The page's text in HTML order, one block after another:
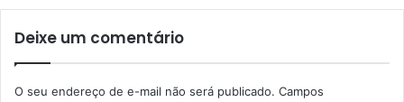
Deixe um comentário
O seu endereço de e-mail não será publicado. Campos